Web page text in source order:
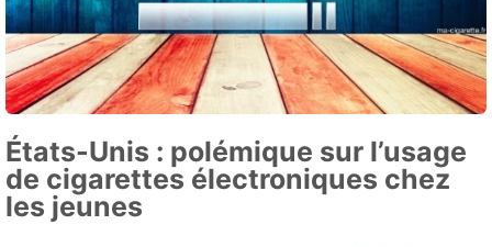
États-Unis : polémique sur l’usage
de cigarettes électroniques chez
les jeunes